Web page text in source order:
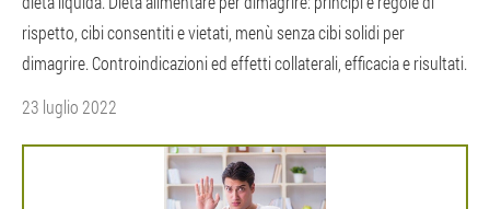
rispetto, cibi consentiti e vietati, menù senza cibi solidi per
dimagrire. Controindicazioni ed effetti collaterali, efficacia e risultati.
23 luglio 2022